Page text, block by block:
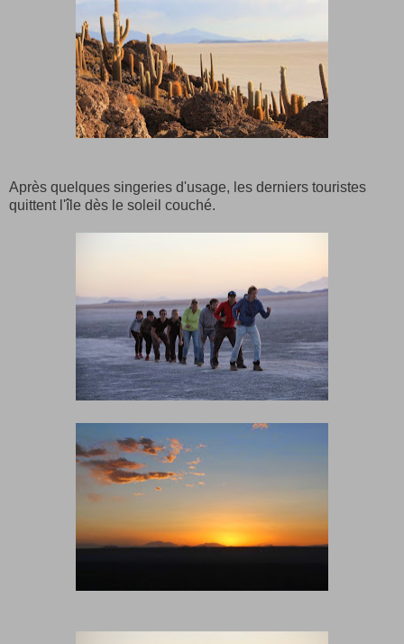
Après quelques singeries d'usage, les derniers touristes
quittent l'île dès le soleil couché.